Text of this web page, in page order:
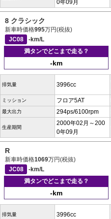
0年09月
8 クラシック
新車時価格995万円(税抜)
JC08
-km/L
満タンでどこまで走る？
-km
排気量 3996cc
ミッション フロア5AT
最大出力 294ps/6100rpm
生産期間
2000年02月～200
0年09月
R
新車時価格1069万円(税抜)
JC08
-km/L
満タンでどこまで走る？
-km
排気量 3996cc